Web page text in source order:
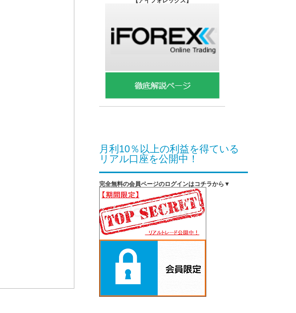
月利10％以上の利益を得ている
リアル口座を公開中！
完全無料の会員ページのログインはコチラから▼